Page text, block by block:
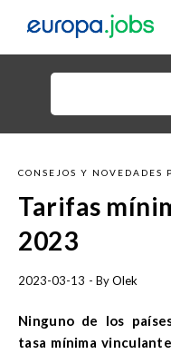
CONSEJOS Y NOVEDADES
Tarifas
2023
2023-03-13 - ByOlek
Ninguno de los
tasa mínima